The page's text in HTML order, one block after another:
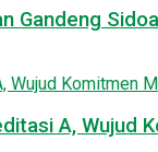
Gandeng
A, Wujud